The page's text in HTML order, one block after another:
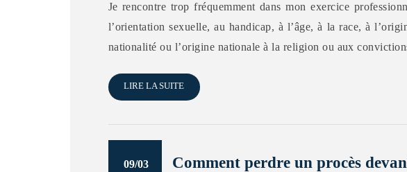
Je rencontre trop fréquemment dans mon exercice
l’orientation sexuelle, au handicap, à l’âge, à la race, à
nationalité ou l’origine nationale à la religion ou aux
LIRE LA SUITE
09/03
Comment perdre un procès